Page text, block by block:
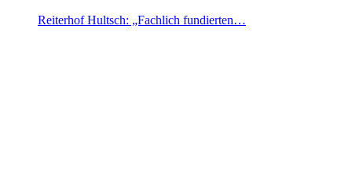
Reiterhof Hultsch: „Fachlich fundierten…